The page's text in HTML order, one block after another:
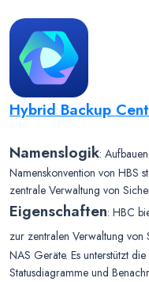
Hybrid Backup
Namenslogik:
Namenskonvention von HBS
zentrale Verwaltung von
Eigenschaften: HBC
zur zentralen Verwaltung von
NAS Geräte. Es unterstützt
Statusdiagramme und